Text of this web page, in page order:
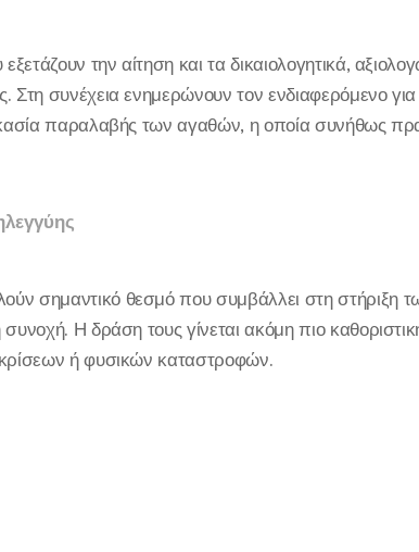
την αίτηση και τα δικαιολογητικά,
Στη συνέχεια ενημερώνουν τον ενδιαφερόμενο
παραλαβής των αγαθών, η οποία συνήθως
σημαντικό θεσμό που συμβάλλει στη στήριξη
Η δράση τους γίνεται ακόμη πιο
κρίσεων ή φυσικών καταστροφών.